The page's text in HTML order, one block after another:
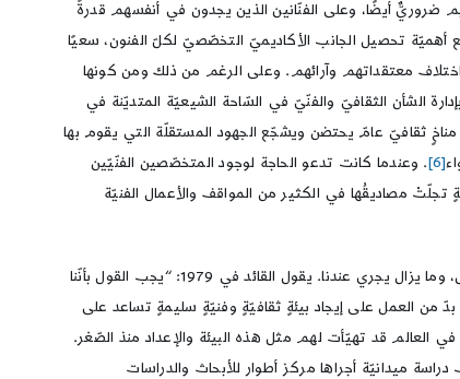
ضروريٌّ أيضًا، وعلى الفنّانين الذين يجدون في أنفسهم قدرةً
أهميّة تحصيل الجانب الأكاديميّ التخصّصيّ لكلّ الفنون، سعيًا
معتقداتهم وآرائهم. وعلى الرغم من ذلك ومن كونها
الشأن الثقافيّ والفنّيّ في السّاحة الشيعيّة المتديّنة في
ثقافيّ عامّ يحتضن ويشجّع الجهود المستقلّة التي يقوم بها
[6]
. وعندما كانت تدعو الحاجة لوجود المتخصّصين الفنّيّين
تجلّتْ مصاديقُها في الكثير من المواقف والأعمال الفنيّة
لا بدّ لأيّ مجتمعٍ مِن إعداد كوادره الفنّيّة بِنفسه إذًا، وأيّ تقصيرٍ في هذا الواجب الثقافيّ سيشكّل أحد أهمّ عوامل تخلّف الفنّ داخل أيّ جماعة، وهذا ما حصل، وما يزال يجري عندنا. يقول القائد في 1979: “يجب القول بأنّنا
بدّ من العمل على إيجاد بيئةٍ ثقافيّةٍ وفنيّةٍ سليمةٍ تساعد على
العالم قد تهيّأت لهم مثل هذه البيئة والإعداد منذ الصّغر.
ميدانيّة أجراها مركز أطوار للأبحاث والدراسات